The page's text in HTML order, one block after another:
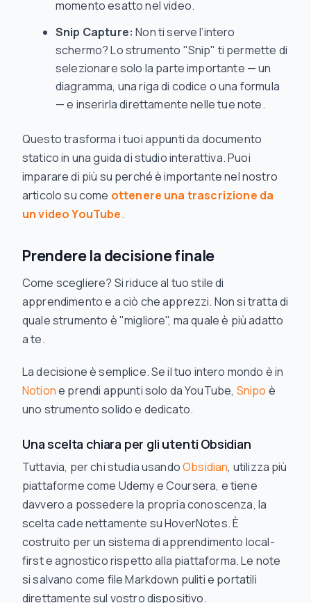
momento esatto nel video.
Snip Capture: Non ti serve l’intero
schermo? Lo strumento "Snip" ti permette di
selezionare solo la parte importante — un
diagramma, una riga di codice o una formula
— e inserirla direttamente nelle tue note.
Questo trasforma i tuoi appunti da documento
statico in una guida di studio interattiva. Puoi
imparare di più su perché è importante nel nostro
articolo su come ottenere una trascrizione da
un video YouTube.
Prendere la decisione finale
Come scegliere? Si riduce al tuo stile di
apprendimento e a ciò che apprezzi. Non si tratta di
quale strumento è "migliore", ma quale è più adatto
ate.
La decisione è semplice. Se il tuo intero mondo è in
Notione prendi appunti solo da YouTube, Snipo è
uno strumento solido e dedicato.
Una scelta chiara per gli utenti Obsidian
Tuttavia, per chi studia usandoObsidian, utilizza più
piattaforme come Udemy e Coursera, e tiene
davvero a possedere la propria conoscenza, la
scelta cade nettamente su HoverNotes. È
costruito per un sistema di apprendimento local-
first e agnostico rispetto alla piattaforma. Le note
si salvano come file Markdown puliti e portatili
direttamente sul vostro dispositivo.